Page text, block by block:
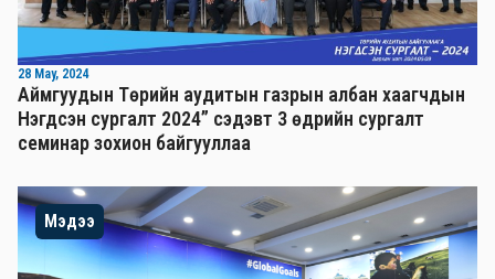
28 May, 2024
Аймгуудын Төрийн аудитын газрын албан хаагчдын
Нэгдсэн сургалт 2024” сэдэвт 3 өдрийн сургалт
семинар зохион байгууллаа
Мэдээ